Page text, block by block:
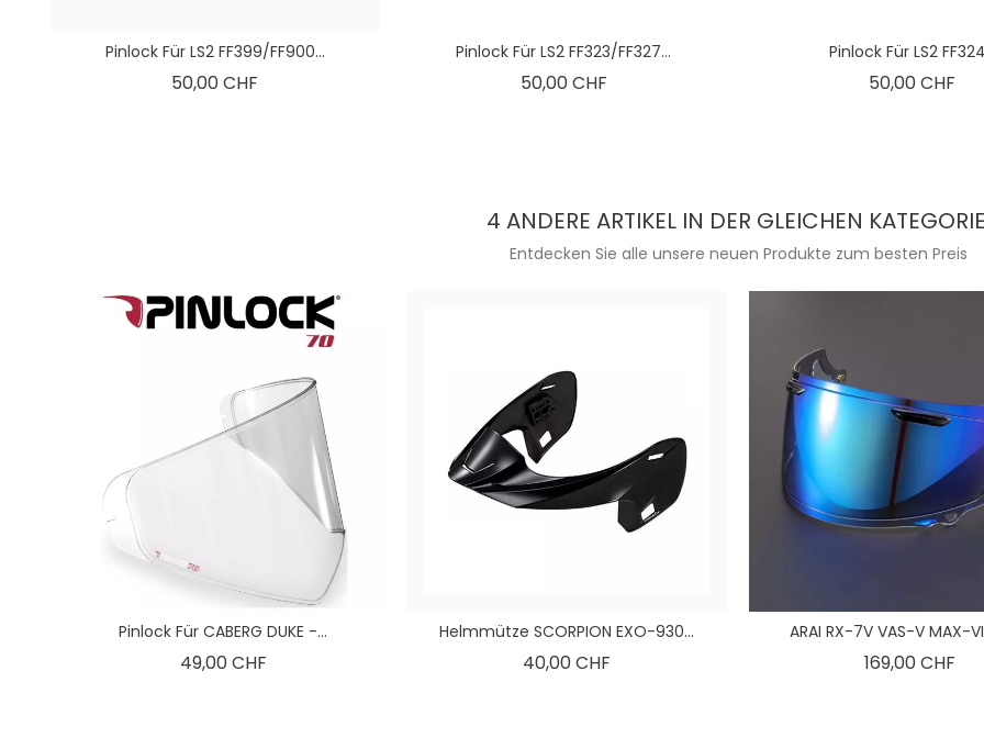
Pinlock Für LS2 FF399/FF900...
50,00 CHF
Pinlock Für LS2 FF323/FF327...
50,00 CHFPreis
Pinlock Für LS2
50,00 CHF
4 ANDERE ARTIKEL IN DER GLEICHEN
Entdecken Sie alle unsere neuen Produkte zum besten Preis
Pinlock Für CABERG DUKE -...
49,00 CHFPreis
Helmmütze SCORPION EXO-930...
40,00 CHFPreis
ARAI RX-7V VAS-V MAX-
169,00 CHF